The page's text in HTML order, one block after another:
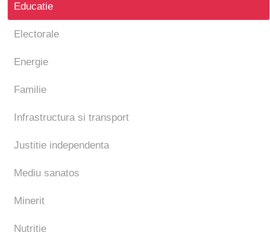
Educatie
Electorale
Energie
Familie
Infrastructura si transport
Justitie independenta
Mediu sanatos
Minerit
Nutritie